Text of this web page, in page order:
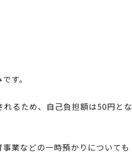
す。
るため、自己負担額は50円とな
業などの一時預かりについても